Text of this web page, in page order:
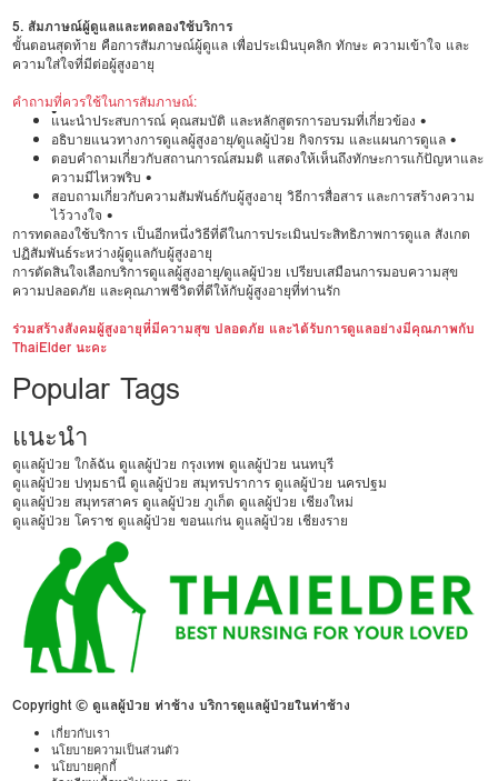
5. สัมภาษณ์ผู้ดูแลและทดลองใช้บริการ
ขั้นตอนสุดท้าย คือการสัมภาษณ์ผู้ดูแล เพื่อประเมินบุคลิก ทักษะ ความเข้าใจ และ
ความใส่ใจที่มีต่อผู้สูงอายุ
คำถามที่ควรใช้ในการสัมภาษณ์:
•
แนะนำประสบการณ์ คุณสมบัติ และหลักสูตรการอบรมที่เกี่ยวข้อง •
อธิบายแนวทางการดูแลผู้สูงอายุ/ดูแลผู้ป่วย กิจกรรม และแผนการดูแล •
ตอบคำถามเกี่ยวกับสถานการณ์สมมติ แสดงให้เห็นถึงทักษะการแก้ปัญหาและ
ความมีไหวพริบ •
สอบถามเกี่ยวกับความสัมพันธ์กับผู้สูงอายุ วิธีการสื่อสาร และการสร้างความ
ไว้วางใจ •
การทดลองใช้บริการ เป็นอีกหนึ่งวิธีที่ดีในการประเมินประสิทธิภาพการดูแล สังเกต
ปฏิสัมพันธ์ระหว่างผู้ดูแลกับผู้สูงอายุ
การตัดสินใจเลือกบริการดูแลผู้สูงอายุ/ดูแลผู้ป่วย เปรียบเสมือนการมอบความสุข
ความปลอดภัย และคุณภาพชีวิตที่ดีให้กับผู้สูงอายุที่ท่านรัก
ร่วมสร้างสังคมผู้สูงอายุที่มีความสุข ปลอดภัย และได้รับการดูแลอย่างมีคุณภาพกับ
ThaiElder นะคะ
Popular Tags
แนะนำ
ดูแลผู้ป่วย ใกล้ฉัน ดูแลผู้ป่วย กรุงเทพ ดูแลผู้ป่วย นนทบุรี
ดูแลผู้ป่วย ปทุมธานี ดูแลผู้ป่วย สมุทรปราการ ดูแลผู้ป่วย นครปฐม
ดูแลผู้ป่วย สมุทรสาคร ดูแลผู้ป่วย ภูเก็ต ดูแลผู้ป่วย เชียงใหม่
ดูแลผู้ป่วย โคราช ดูแลผู้ป่วย ขอนแก่น ดูแลผู้ป่วย เชียงราย
Copyright © ดูแลผู้ป่วย ท่าช้าง บริการดูแลผู้ป่วยในท่าช้าง
เกี่ยวกับเรา
นโยบายความเป็นส่วนตัว
นโยบายคุกกี้